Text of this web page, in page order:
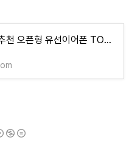
가성비 이어폰 추천 오픈형 유선이어폰 TOP5.